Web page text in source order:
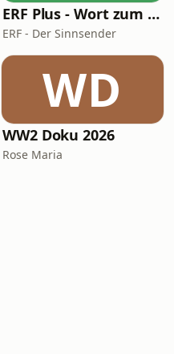
ERF Plus - Wort zum Tag
ERF - Der Sinnsender
WD
WW2 Doku 2026
Rose Maria